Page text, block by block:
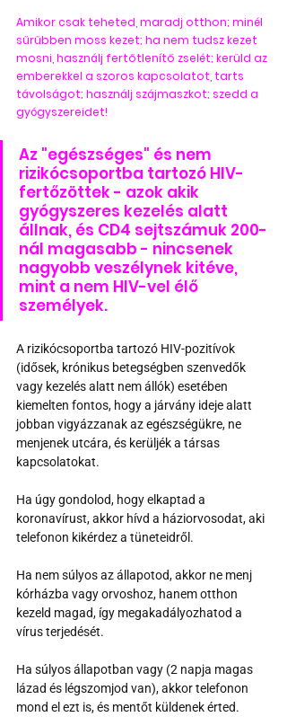
Amikor csak teheted, maradj otthon; minél
sűrűbben moss kezet; ha nem tudsz kezet
mosni, használj fertőtlenítő zselét; kerüld az
emberekkel a szoros kapcsolatot, tarts
távolságot; használj szájmaszkot; szedd a
gyógyszereidet!
Az "egészséges" és nem
rizikócsoportba tartozó HIV-
fertőzöttek - azok akik
gyógyszeres kezelés alatt
állnak, és CD4 sejtszámuk 200-
nál magasabb - nincsenek
nagyobb veszélynek kitéve,
mint a nem HIV-vel élő
személyek.
A rizikócsoportba tartozó HIV-pozitívok
(idősek, krónikus betegségben szenvedők
vagy kezelés alatt nem állók) esetében
kiemelten fontos, hogy a járvány ideje alatt
jobban vigyázzanak az egészségükre, ne
menjenek utcára, és kerüljék a társas
kapcsolatokat.
Ha úgy gondolod, hogy elkaptad a
koronavírust, akkor hívd a háziorvosodat, aki
telefonon kikérdez a tüneteidről.
Ha nem súlyos az állapotod, akkor ne menj
kórházba vagy orvoshoz, hanem otthon
kezeld magad, így megakadályozhatod a
vírus terjedését.
Ha súlyos állapotban vagy (2 napja magas
lázad és légszomjod van), akkor telefonon
mond el ezt is, és mentőt küldenek érted.